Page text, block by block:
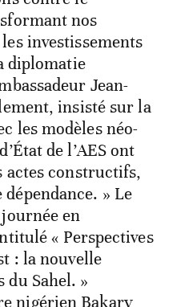
nos
investissements
diplomatie
Jean-
insisté sur la
les modèles néo-
de l’AES ont
actes constructifs,
» Le
en
« Perspectives
: la nouvelle
du Sahel. »
nigérien Bakary